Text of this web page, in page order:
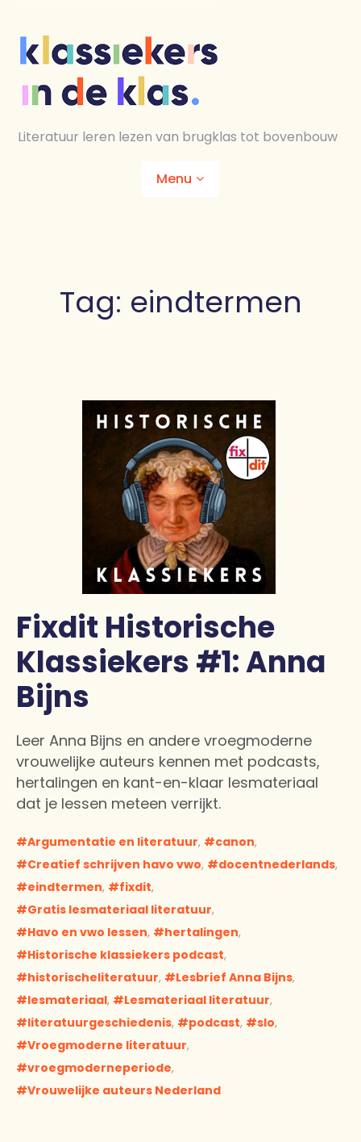
content
Literatuur leren lezen van brugklas tot bovenbouw
Menu
Lesmaterialen
Contact
Tag: eindtermen
Fixdit Historische
Klassiekers #1: Anna
Bijns
Leer Anna Bijns en andere vroegmoderne
vrouwelijke auteurs kennen met podcasts,
hertalingen en kant-en-klaar lesmateriaal
dat je lessen meteen verrijkt.
Argumentatie en literatuur, canon,
Creatief schrijven havo vwo, docentnederlands,
eindtermen, fixdit,
Gratis lesmateriaal literatuur,
Havo en vwo lessen, hertalingen,
Historische klassiekers podcast,
historischeliteratuur, Lesbrief Anna Bijns,
lesmateriaal, Lesmateriaal literatuur,
literatuurgeschiedenis, podcast, slo,
Vroegmoderne literatuur,
vroegmoderneperiode,
Vrouwelijke auteurs Nederland